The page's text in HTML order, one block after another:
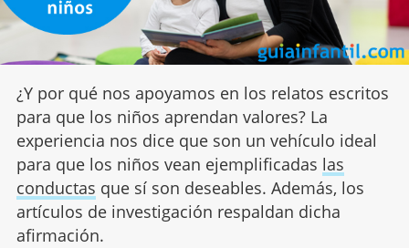
¿Y por qué nos apoyamos en los relatos escritos
para que los niños aprendan valores? La
experiencia nos dice que son un vehículo ideal
para que los niños vean ejemplificadas las
conductas que sí son deseables. Además, los
artículos de investigación respaldan dicha
afirmación.